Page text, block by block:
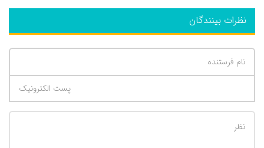
نظرات بینندگان